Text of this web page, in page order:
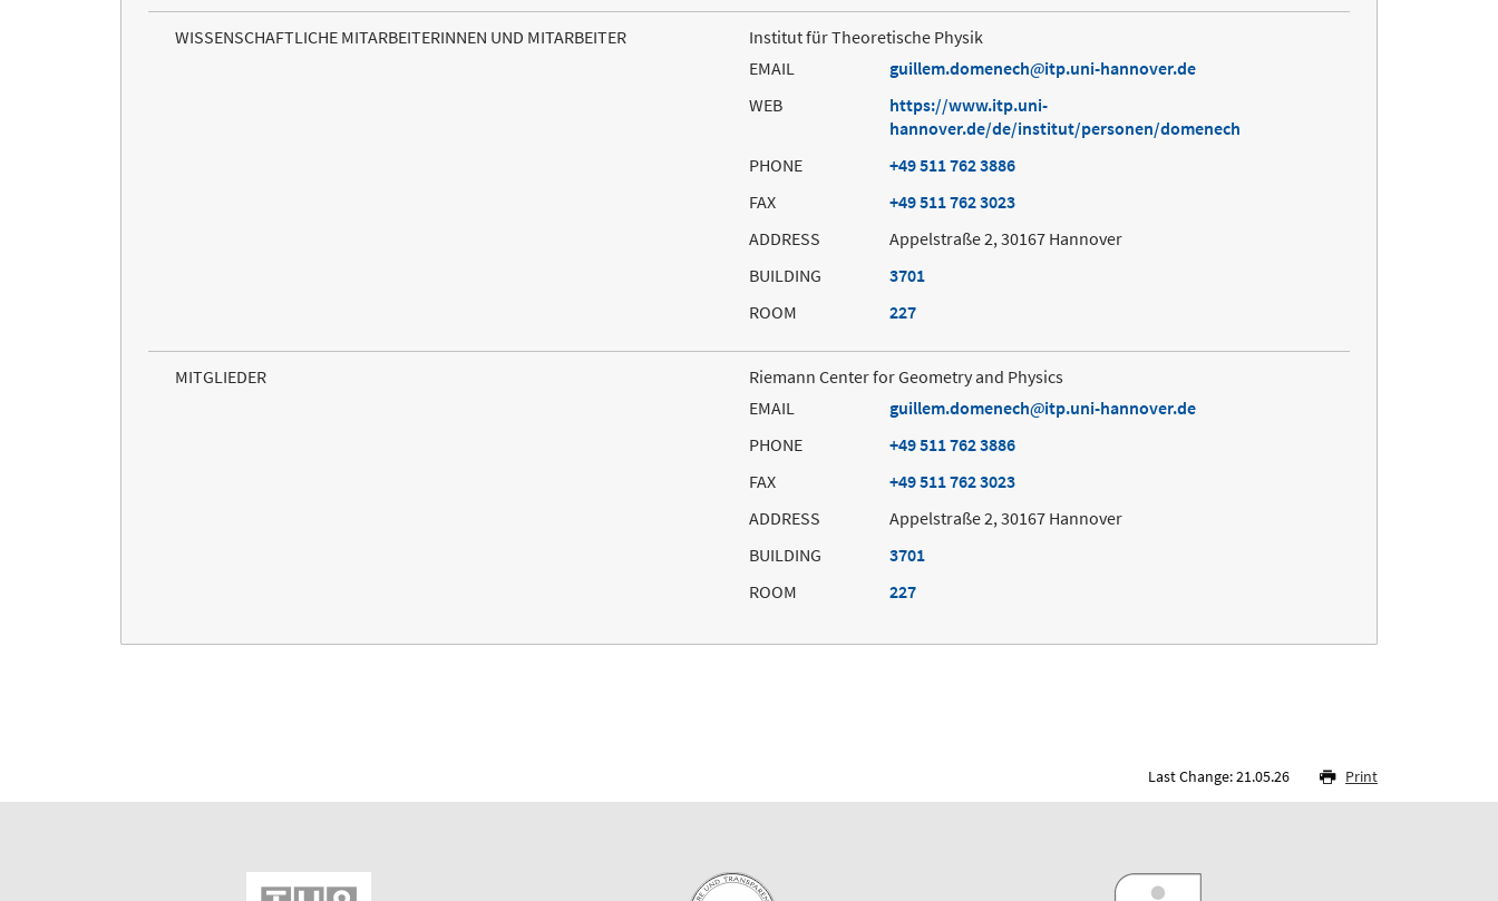
WISSENSCHAFTLICHE MITARBEITERINNEN UND MITARBEITER
Institut für Theoretische Physik
EMAIL
guillem.domenech
itp.uni-hannover.de
WEB
https://www.itp.uni-
hannover.de/de/institut/personen/domenech
PHONE
+49 511 762 3886
FAX
+49 511 762 3023
ADDRESS
Appelstraße 2, 30167 Hannover
BUILDING
3701
ROOM
227
MITGLIEDER
Riemann Center for Geometry and Physics
EMAIL
guillem.domenech
itp.uni-hannover.de
PHONE
+49 511 762 3886
FAX
+49 511 762 3023
ADDRESS
Appelstraße 2, 30167 Hannover
BUILDING
3701
ROOM
227
Last Change: 21.05.26 Print